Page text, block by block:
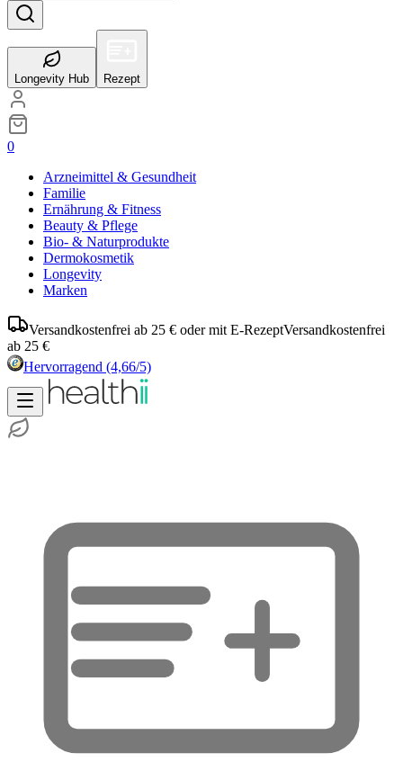
Longevity Hub Rezept
0
Arzneimittel & Gesundheit
Familie
Ernährung & Fitness
Beauty & Pflege
Bio- & Naturprodukte
Dermokosmetik
Longevity
Marken
Versandkostenfrei ab 25 € oder mit E-RezeptVersandkostenfrei
ab 25 €
Hervorragend (4,66/5)